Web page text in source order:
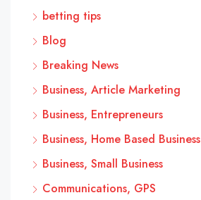
betting tips
Blog
Breaking News
Business, Article Marketing
Business, Entrepreneurs
Business, Home Based Business
Business, Small Business
Communications, GPS